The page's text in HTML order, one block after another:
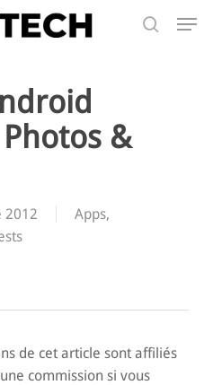
&
2012 Apps,
de cet article sont affiliés
commission si vous